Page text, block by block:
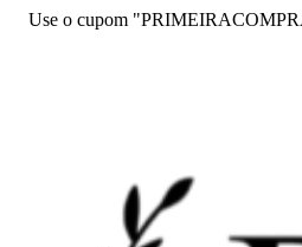
Use o cupom